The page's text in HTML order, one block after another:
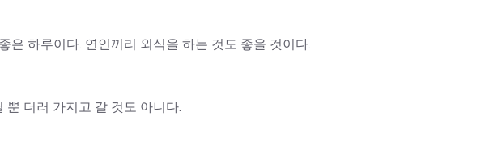
은 하루이다. 연인끼리 외식을 하는 것도 좋을 것이다.
뿐 더러 가지고 갈 것도 아니다.